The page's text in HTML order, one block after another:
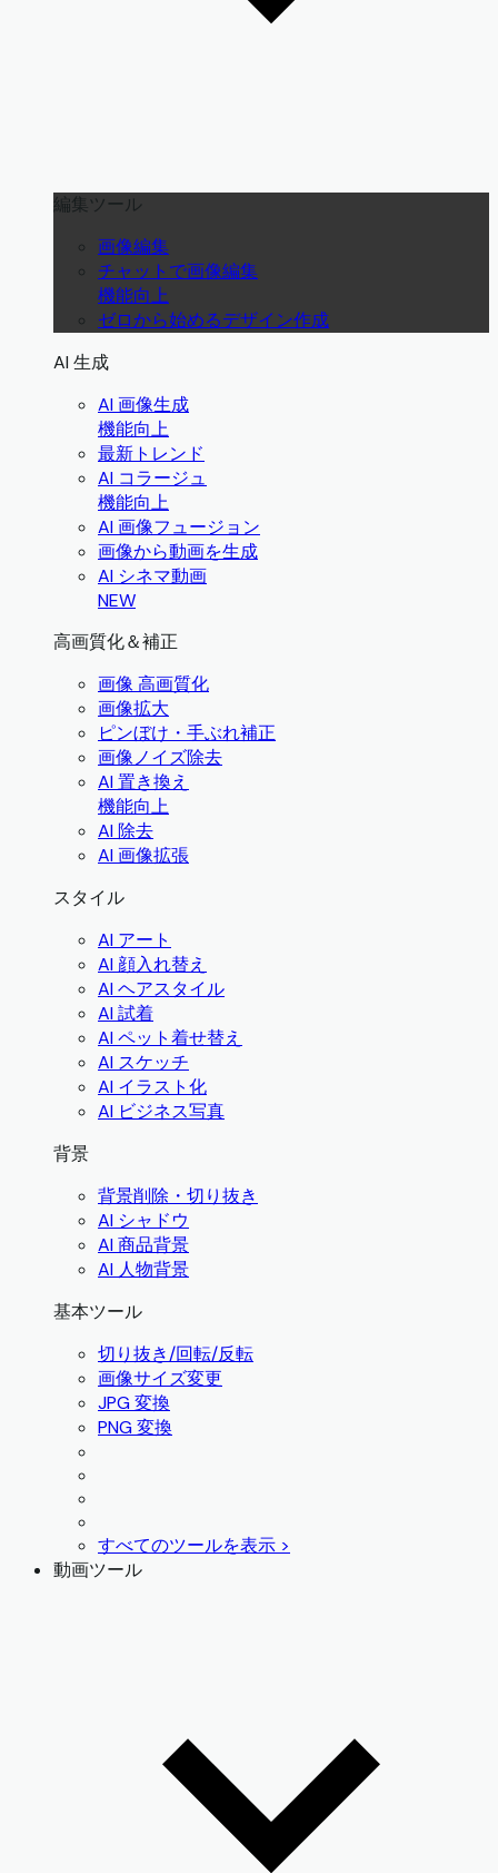
編集ツール
画像編集
チャットで画像編集
機能向上
ゼロから始めるデザイン作成
AI 生成
AI 画像生成
機能向上
最新トレンド
AI コラージュ
機能向上
AI 画像フュージョン
画像から動画を生成
AI シネマ動画
NEW
高画質化＆補正
画像 高画質化
画像拡大
ピンぼけ・手ぶれ補正
画像ノイズ除去
AI 置き換え
機能向上
AI 除去
AI 画像拡張
スタイル
AI アート
AI 顔入れ替え
AI ヘアスタイル
AI 試着
AI ペット着せ替え
AI スケッチ
AI イラスト化
AI ビジネス写真
背景
背景削除・切り抜き
AI シャドウ
AI 商品背景
AI 人物背景
基本ツール
切り抜き/回転/反転
画像サイズ変更
JPG 変換
PNG 変換
すべてのツールを表示 >
動画ツール